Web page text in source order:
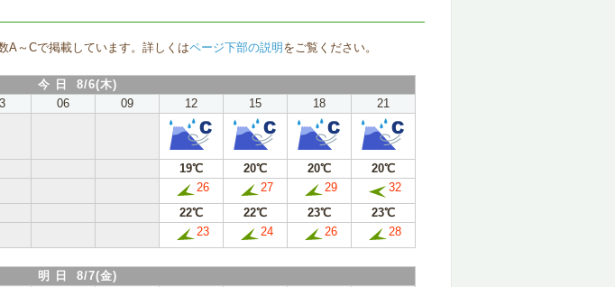
A～Cで掲載しています。詳しくはページ下部の説明 をご覧ください。
今 日 8/6(木)
06 09 12 15 18 21
19℃ 20℃ 20℃
20℃
26 27 29 32
22℃ 22℃ 23℃
23℃
23 24 26 28
明 日 8/7(金)